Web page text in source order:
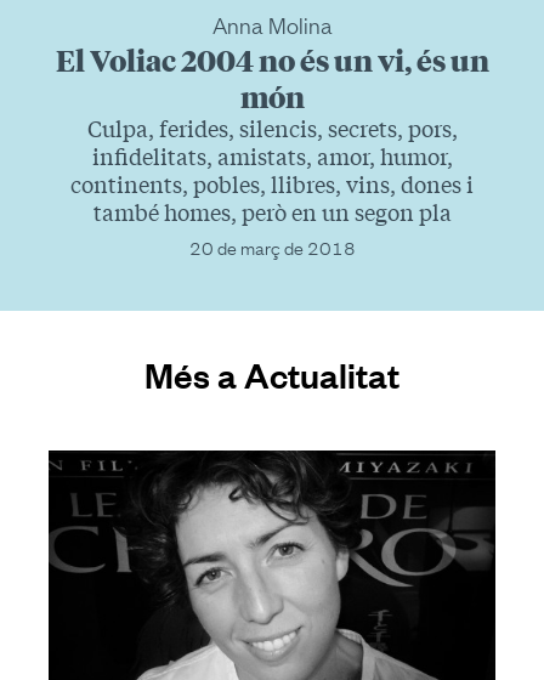
Anna Molina
El Voliac 2004 no és un vi, és un
món
Culpa, ferides, silencis, secrets, pors,
infidelitats, amistats, amor, humor,
continents, pobles, llibres, vins, dones i
també homes, però en un segon pla
20 de març de 2018
Més a Actualitat